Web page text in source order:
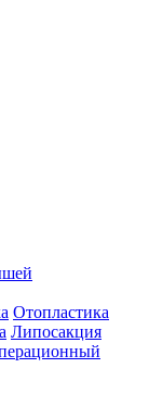
Отопластика
Липосакция